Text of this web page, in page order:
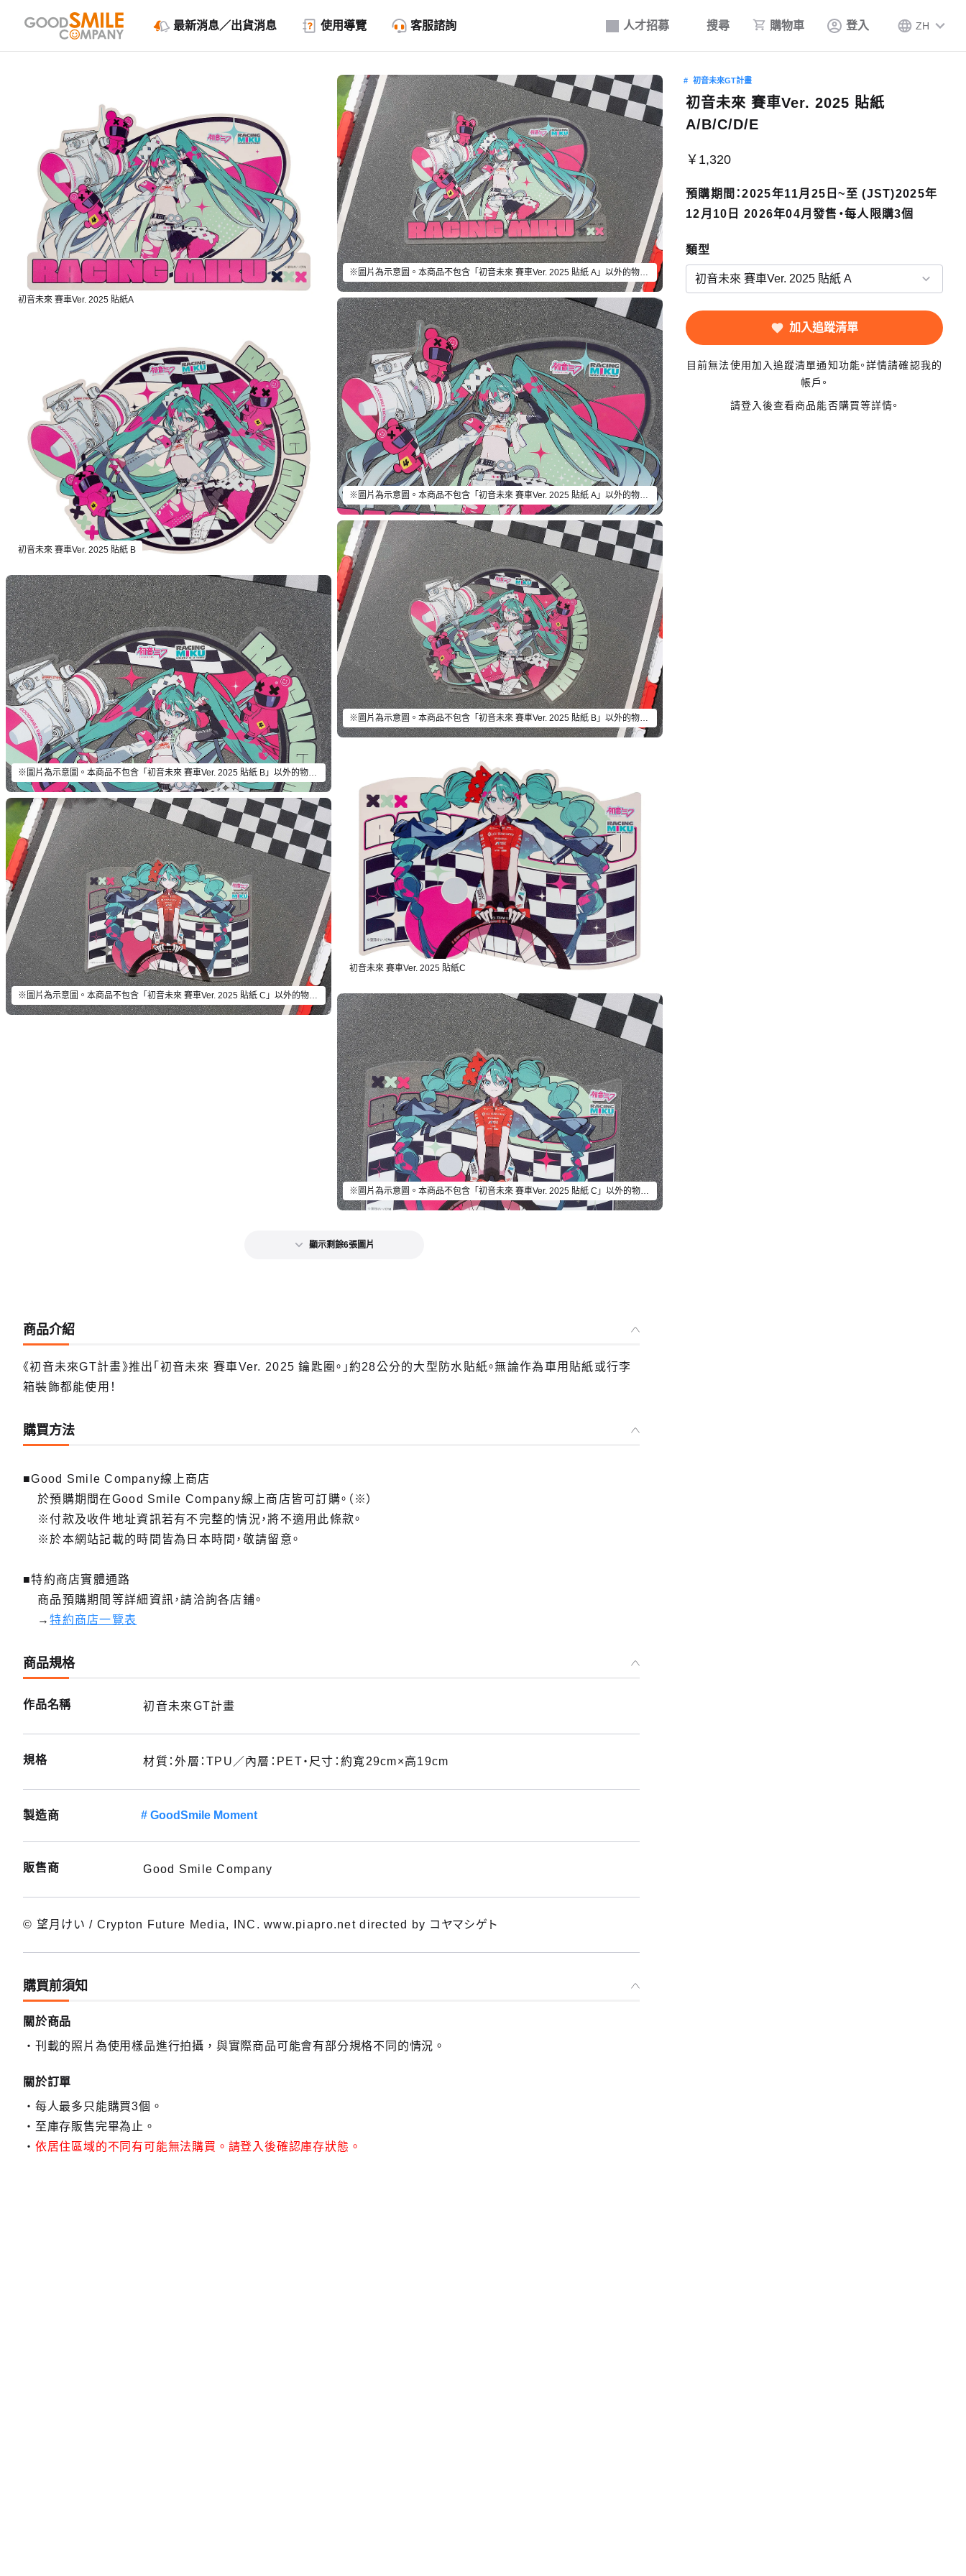
人才招募 搜尋 購物車 登入 ZH
最新消息／出貨消息 使用導覽 客服諮詢
初音未來 賽車Ver. 2025 貼紙A
※圖片為示意圖。本商品不包含「初音未來 賽車Ver. 2025 貼紙 A」以外的物品。
※圖片為示意圖。本商品不包含「初音未來 賽車Ver. 2025 貼紙 A」以外的物品。
初音未來 賽車Ver. 2025 貼紙 B
※圖片為示意圖。本商品不包含「初音未來 賽車Ver. 2025 貼紙 B」以外的物品。
初音未來 賽車Ver. 2025 貼紙C
顯示剩餘6張圖片
初音未來GT計畫
初音未來 賽車Ver. 2025 貼紙
A/B/C/D/E
￥1,320
預購期間：2025年11月25日~至 (JST)2025年
12月10日 2026年04月發售・每人限購3個
類型
選擇類型
加入追蹤清單
目前無法使用加入追蹤清單通知功能。詳情請確認我的
帳戶。
請登入後查看商品能否購買等詳情。
商品介紹
《初音未來GT計畫》推出「初音未來 賽車Ver. 2025 鑰匙圈。」約28公分的大型防水貼紙。無論作為車用貼紙或行李
箱裝飾都能使用！
購買方法
■Good Smile Company線上商店
於預購期間在Good Smile Company線上商店皆可訂購。（※）
※付款及收件地址資訊若有不完整的情況，將不適用此條款。
※於本網站記載的時間皆為日本時間，敬請留意。
■特約商店實體通路
商品預購期間等詳細資訊，請洽詢各店鋪。
→特約商店一覽表
商品規格
作品名稱 初音未來GT計畫
規格 材質：外層：TPU／內層：PET・尺寸：約寬29cm×高19cm
製造商 GoodSmile Moment
販售商 Good Smile Company
© 望月けい / Crypton Future Media, INC. www.piapro.net directed by コヤマシゲト
購買前須知
關於商品
刊載的照片為使用樣品進行拍攝，與實際商品可能會有部分規格不同的情況。
關於訂單
每人最多只能購買3個。
至庫存販售完畢為止。
依居住區域的不同有可能無法購買。請登入後確認庫存狀態。